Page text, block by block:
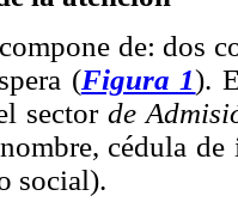
de: dos
(Figura 1).
sector de
cédula
social).